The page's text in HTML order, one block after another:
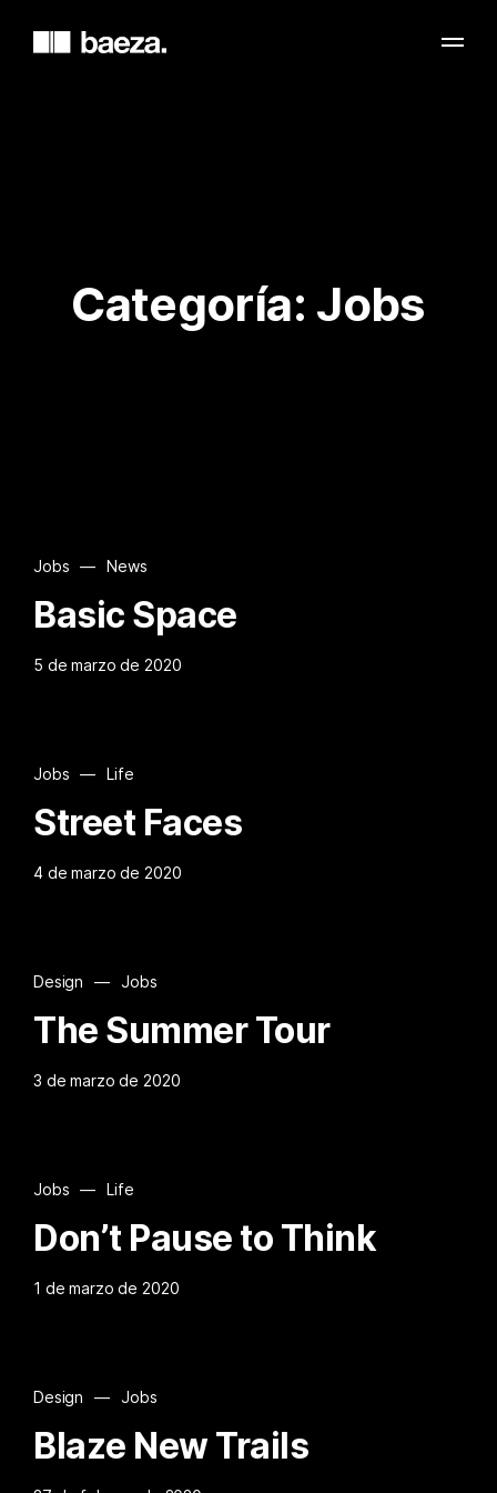
Categoría: Jobs
Jobs — News
Basic Space
5 de marzo de 2020
Jobs — Life
Street Faces
4 de marzo de 2020
Design — Jobs
The Summer Tour
3 de marzo de 2020
Jobs — Life
Don’t Pause to Think
1 de marzo de 2020
Design — Jobs
Blaze New Trails